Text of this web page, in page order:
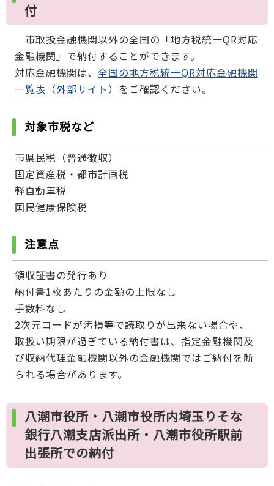
付
市取扱金融機関以外の全国の「地方税統一QR対応
金融機関」で納付することができます。
対応金融機関は、 全国の地方税統一QR対応金融機関
一覧表（外部サイト） をご確認ください。
対象市税など
市県民税（普通徴収）
固定資産税・都市計画税
軽自動車税
国民健康保険税
注意点
領収証書の発行あり
納付書1枚あたりの金額の上限なし
手数料なし
2次元コードが汚損等で読取りが出来ない場合や、
取扱い期限が過ぎている納付書は、指定金融機関及
び収納代理金融機関以外の金融機関ではご納付を断
られる場合があります。
八潮市役所・八潮市役所内埼玉りそな
銀行八潮支店派出所・八潮市役所駅前
出張所での納付